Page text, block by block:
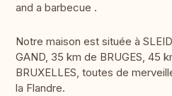
and a barbecue .
Notre maison est située à
GAND, 35 km de BRUGES, 45
BRUXELLES, toutes de
la Flandre.